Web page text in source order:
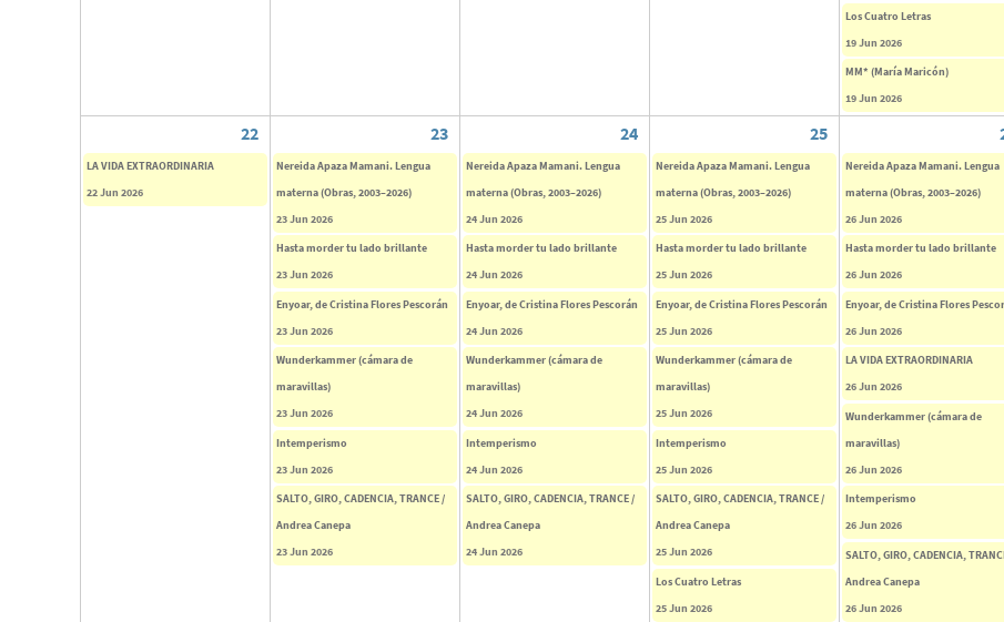
Los Cuatro Letras
19 Jun 2026
MM* (María Maricón)
19 Jun 2026
22 23 24 25
LA VIDA EXTRAORDINARIA
22 Jun 2026
Nereida Apaza Mamani. Lengua
materna (Obras, 2003–2026)
23 Jun 2026
Hasta morder tu lado brillante
23 Jun 2026
Enyoar, de Cristina Flores Pescorán
23 Jun 2026
Wunderkammer (cámara de
maravillas)
23 Jun 2026
Intemperismo
23 Jun 2026
SALTO, GIRO, CADENCIA, TRANCE /
Andrea Canepa
23 Jun 2026
Nereida Apaza Mamani. Lengua
materna (Obras, 2003–2026)
24 Jun 2026
Hasta morder tu lado brillante
24 Jun 2026
Enyoar, de Cristina Flores Pescorán
24 Jun 2026
Wunderkammer (cámara de
maravillas)
24 Jun 2026
Intemperismo
24 Jun 2026
SALTO, GIRO, CADENCIA, TRANCE /
Andrea Canepa
24 Jun 2026
Nereida Apaza Mamani. Lengua
materna (Obras, 2003–2026)
25 Jun 2026
Hasta morder tu lado brillante
25 Jun 2026
Enyoar, de Cristina Flores Pescorán
25 Jun 2026
Wunderkammer (cámara de
maravillas)
25 Jun 2026
Intemperismo
25 Jun 2026
SALTO, GIRO, CADENCIA, TRANCE /
Andrea Canepa
25 Jun 2026
Los Cuatro Letras
25 Jun 2026
Nereida Apaza Mamani. Lengua
materna (Obras, 2003–2026)
26 Jun 2026
Hasta morder tu lado brillante
26 Jun 2026
Enyoar, de Cristina Flores
26 Jun 2026
LA VIDA EXTRAORDINARIA
26 Jun 2026
Wunderkammer (cámara de
maravillas)
26 Jun 2026
Intemperismo
26 Jun 2026
SALTO, GIRO, CADENCIA,
Andrea Canepa
26 Jun 2026